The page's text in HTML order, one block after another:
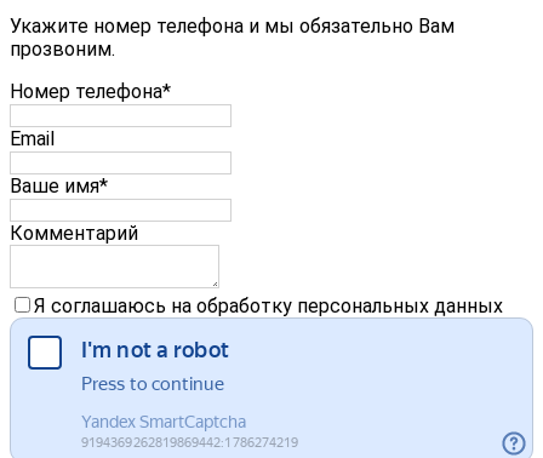
Укажите номер телефона и мы обязательно Вам
прозвоним.
Номер телефона*
Email
Ваше имя*
Комментарий
Я соглашаюсь на обработку персональных данных